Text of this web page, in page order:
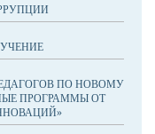
ПО НОВОМУ
ПРОГРАММЫ ОТ